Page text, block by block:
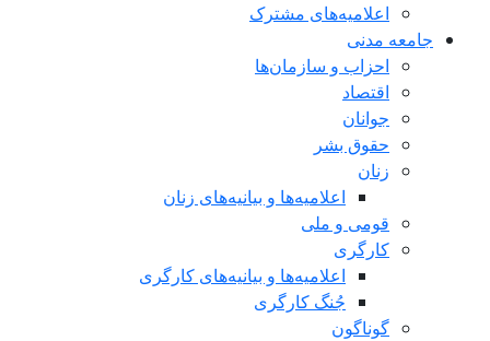
اعلامیه‌های مشترک
جامعه مدنی
احزاب و سازمان‌ها
اقتصاد
جوانان
حقوق بشر
زنان
اعلامیه‌ها و بیانیه‌های زنان
قومی و ملی
کارگری
اعلامیه‌ها و بیانیه‌های کارگری
جُنگ کارگری
گوناگون